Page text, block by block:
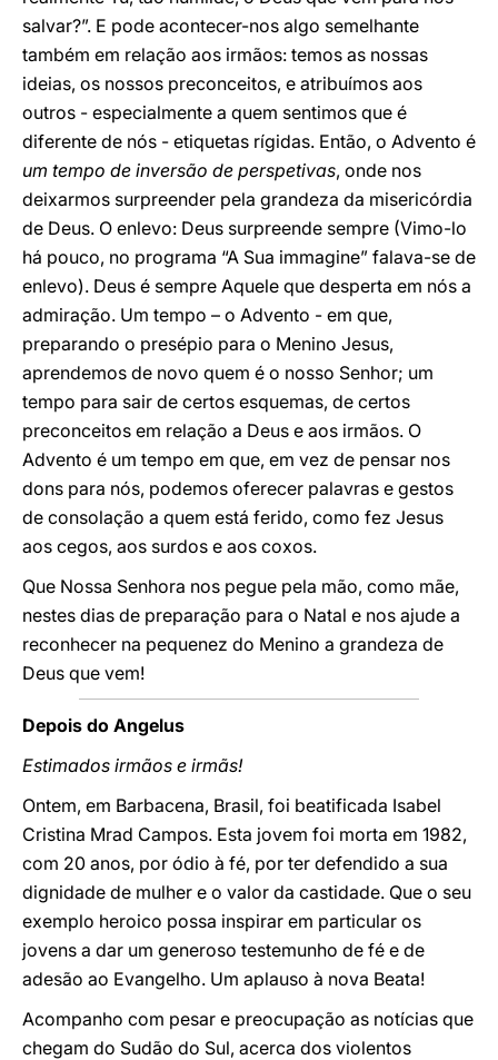
salvar?”. E pode acontecer-nos algo semelhante
também em relação aos irmãos: temos as nossas
ideias, os nossos preconceitos, e atribuímos aos
outros - especialmente a quem sentimos que é
diferente de nós - etiquetas rígidas. Então, o Advento é
um tempo de inversão de perspetivas, onde nos
deixarmos surpreender pela grandeza da misericórdia
de Deus. O enlevo: Deus surpreende sempre (Vimo-lo
há pouco, no programa “A Sua immagine” falava-se de
enlevo). Deus é sempre Aquele que desperta em nós a
admiração. Um tempo – o Advento - em que,
preparando o presépio para o Menino Jesus,
aprendemos de novo quem é o nosso Senhor; um
tempo para sair de certos esquemas, de certos
preconceitos em relação a Deus e aos irmãos. O
Advento é um tempo em que, em vez de pensar nos
dons para nós, podemos oferecer palavras e gestos
de consolação a quem está ferido, como fez Jesus
aos cegos, aos surdos e aos coxos.
Que Nossa Senhora nos pegue pela mão, como mãe,
nestes dias de preparação para o Natal e nos ajude a
reconhecer na pequenez do Menino a grandeza de
Deus que vem!
Depois do Angelus
Estimados irmãos e irmãs!
Ontem, em Barbacena, Brasil, foi beatificada Isabel
Cristina Mrad Campos. Esta jovem foi morta em 1982,
com 20 anos, por ódio à fé, por ter defendido a sua
dignidade de mulher e o valor da castidade. Que o seu
exemplo heroico possa inspirar em particular os
jovens a dar um generoso testemunho de fé e de
adesão ao Evangelho. Um aplauso à nova Beata!
Acompanho com pesar e preocupação as notícias que
chegam do Sudão do Sul, acerca dos violentos